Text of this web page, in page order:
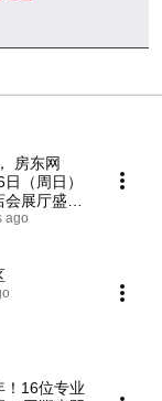
房东网
（周日）
展厅盛大
ago
！16位专业